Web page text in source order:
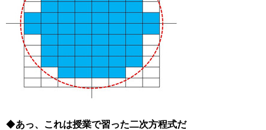
◆あっ、これは授業で習った二次方程式だ